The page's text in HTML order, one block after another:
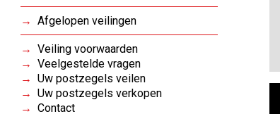
Afgelopen veilingen
Veiling voorwaarden
Veelgestelde vragen
Uw postzegels veilen
Uw postzegels verkopen
Contact